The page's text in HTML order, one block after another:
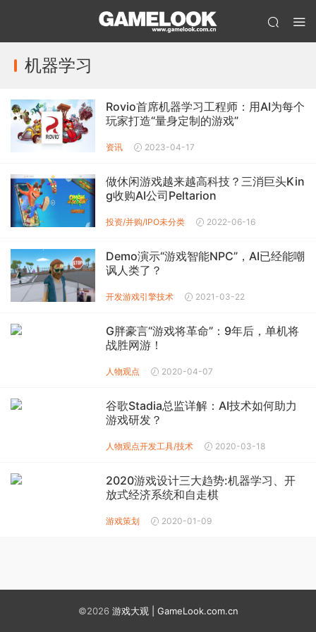
机器学习
Rovio首席机器学习工程师：用AI为每个
玩家打造“量身定制的游戏”
资讯 2023-04-17
做休闲游戏越来越高科技？三消巨头Kin
g收购AI公司Peltarion
投资/并购/IPO未分类 2022-06-16
Demo演示“游戏智能NPC”，AI已经能嘲
讽人类了？
开发游戏引擎技术 2021-03-22
G胖豪言“游戏将革命”：9年后，单机将
战胜网游！
人物观点 2020-04-07
谷歌Stadia总监详解：AI技术如何助力
游戏研发？
人物观点开发工具/技术 2020-03-18
2020游戏设计三大趋势:机器学习、开
放式经济系统和自走棋
游戏策划 2020-01-09
©2026 游戏大观 | GameLook.com.cn